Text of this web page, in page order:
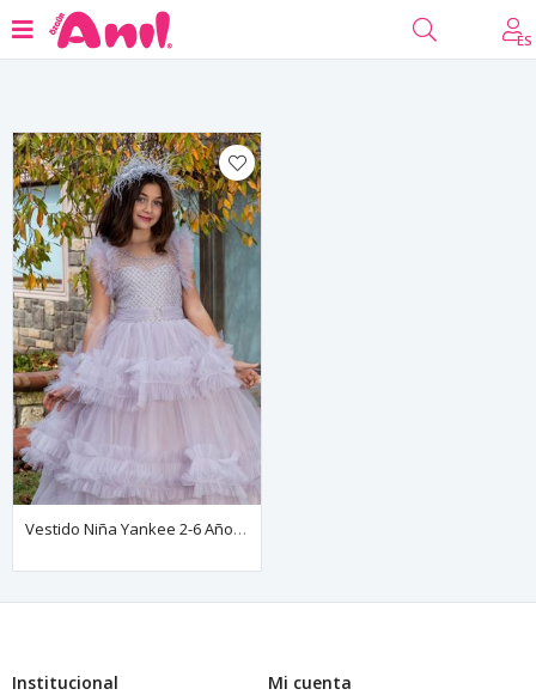
ES
filtrar
Vestido Niña Yankee 2-6 Años 20076 Gris
Institucional Mi cuenta